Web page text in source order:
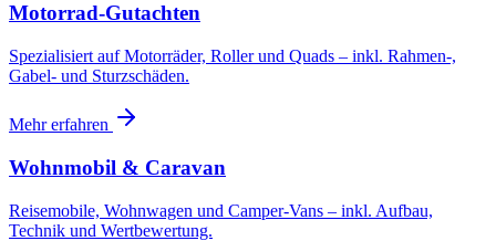
Motorrad-Gutachten
Spezialisiert auf Motorräder, Roller und Quads – inkl. Rahmen-,
Gabel- und Sturzschäden.
Mehr erfahren
Wohnmobil & Caravan
Reisemobile, Wohnwagen und Camper-Vans – inkl. Aufbau,
Technik und Wertbewertung.